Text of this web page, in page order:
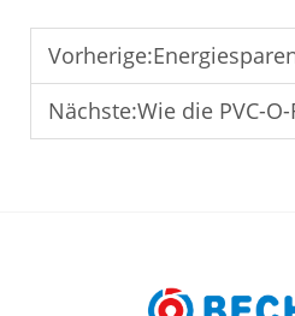
Vorherige:Energiesparende PVC-O-
Nächste:Wie die PVC-O-